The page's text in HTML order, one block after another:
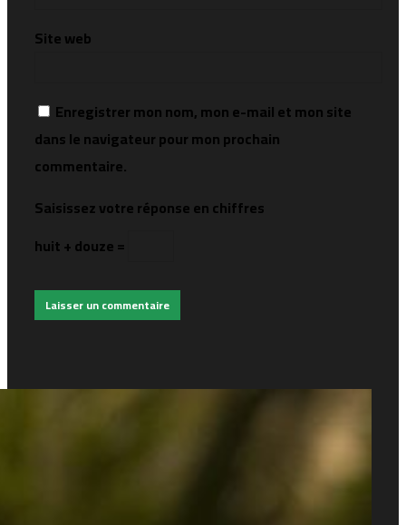
Site web
Enregistrer mon nom, mon e-mail et mon site
dans le navigateur pour mon prochain
commentaire.
Saisissez votre réponse en chiffres
huit + douze =